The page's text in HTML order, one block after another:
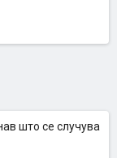
што се случува